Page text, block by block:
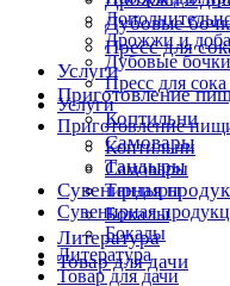
Дубовые
Пресс для
Услуги
Приготовление
Коптильни
Самовары
Тандыры
Сувенирная
Бокалы
Литература
Товар для дачи
Дрожжи и
Дубовые бочки
Пресс для
Услуги
Приготовление
Коптильни
Самовары
Тандыры
Сувенирная
Бокалы
Литература
Товар для дачи